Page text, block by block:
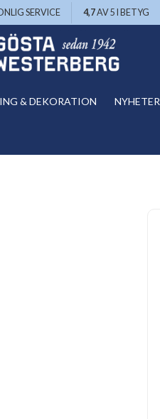
SERVICE 4,7AV 5 I BETYG
& DEKORATION NYHETER